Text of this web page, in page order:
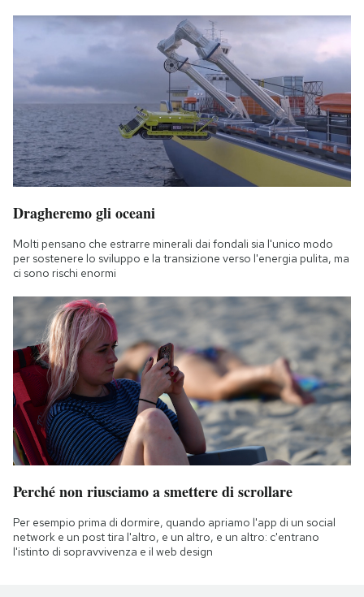
Dragheremo gli oceani
Molti pensano che estrarre minerali dai fondali sia l'unico modo
per sostenere lo sviluppo e la transizione verso l'energia pulita, ma
ci sono rischi enormi
Perché non riusciamo a smettere di scrollare
Per esempio prima di dormire, quando apriamo l'app di un social
network e un post tira l'altro, e un altro, e un altro: c'entrano
l'istinto di sopravvivenza e il web design